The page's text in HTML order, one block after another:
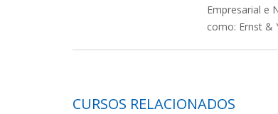
Empresarial e
como: Ernst &
CURSOS RELACIONADOS